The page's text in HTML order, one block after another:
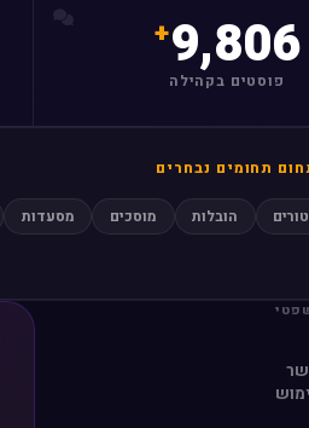
9,806
פוסטים בקהילה
תחומים נבחרים
הובלות מוסכים מסעדות